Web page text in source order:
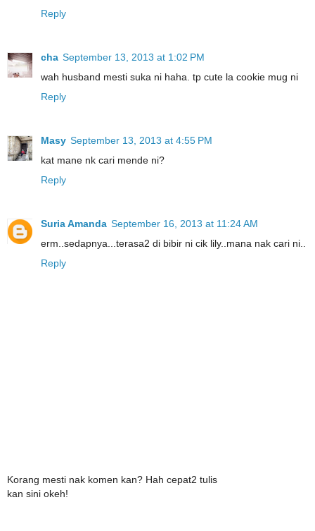
Reply
cha September 13, 2013 at 1:02 PM
wah husband mesti suka ni haha. tp cute la cookie mug ni
Reply
Masy September 13, 2013 at 4:55 PM
kat mane nk cari mende ni?
Reply
Suria Amanda September 16, 2013 at 11:24 AM
erm..sedapnya...terasa2 di bibir ni cik lily..mana nak cari ni..
Reply
Korang mesti nak komen kan? Hah cepat2 tulis
kan sini okeh!